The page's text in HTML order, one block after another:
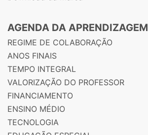
AGENDA DA APRENDIZAGEM
REGIME DE COLABORAÇÃO
ANOS FINAIS
TEMPO INTEGRAL
VALORIZAÇÃO DO PROFESSOR
FINANCIAMENTO
ENSINO MÉDIO
TECNOLOGIA